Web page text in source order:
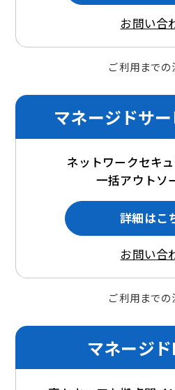
お問い合
ご利用までの
マネージドサ
ネットワークセキ
一括アウトソ
詳細はこ
お問い合
ご利用までの
マネージ